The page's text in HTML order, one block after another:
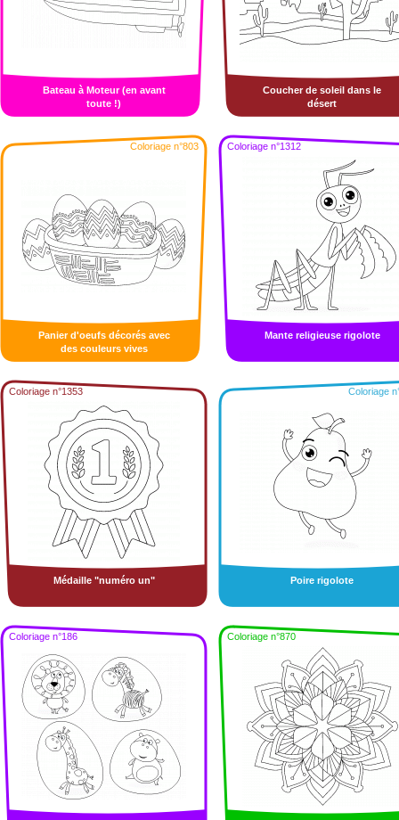
Bateau à Moteur (en avant
toute !)
Coucher de soleil dans le
désert
Coloriage n°803
Panier d'oeufs décorés avec
des couleurs vives
Coloriage n°1312
Mante religieuse rigolote
Coloriage n°1353
Médaille "numéro un"
Coloriage
Poire rigolote
Coloriage n°186 Coloriage n°870